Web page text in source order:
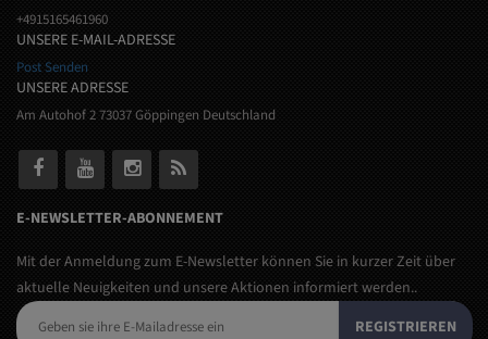
+4915165461960
UNSERE E-MAIL-ADRESSE
Post Senden
UNSERE ADRESSE
Am Autohof 2 73037 Göppingen Deutschland
E-NEWSLETTER-ABONNEMENT
Mit der Anmeldung zum E-Newsletter können Sie in kurzer Zeit über
aktuelle Neuigkeiten und unsere Aktionen informiert werden..
REGISTRIEREN